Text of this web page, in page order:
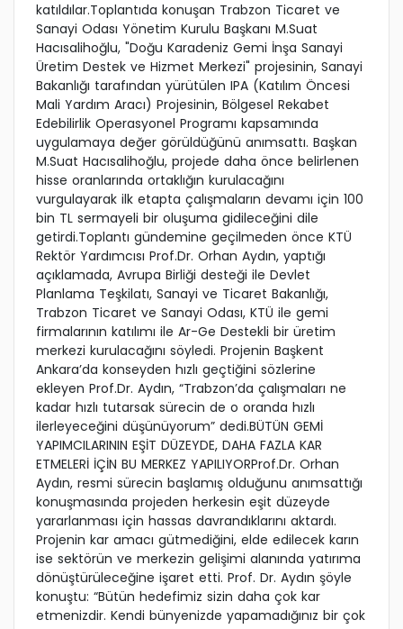
katıldılar.Toplantıda konuşan Trabzon Ticaret ve
Sanayi Odası Yönetim Kurulu Başkanı M.Suat
Hacısalihoğlu, "Doğu Karadeniz Gemi İnşa Sanayi
Üretim Destek ve Hizmet Merkezi" projesinin, Sanayi
Bakanlığı tarafından yürütülen IPA (Katılım Öncesi
Mali Yardım Aracı) Projesinin, Bölgesel Rekabet
Edebilirlik Operasyonel Programı kapsamında
uygulamaya değer görüldüğünü anımsattı. Başkan
M.Suat Hacısalihoğlu, projede daha önce belirlenen
hisse oranlarında ortaklığın kurulacağını
vurgulayarak ilk etapta çalışmaların devamı için 100
bin TL sermayeli bir oluşuma gidileceğini dile
getirdi.Toplantı gündemine geçilmeden önce KTÜ
Rektör Yardımcısı Prof.Dr. Orhan Aydın, yaptığı
açıklamada, Avrupa Birliği desteği ile Devlet
Planlama Teşkilatı, Sanayi ve Ticaret Bakanlığı,
Trabzon Ticaret ve Sanayi Odası, KTÜ ile gemi
firmalarının katılımı ile Ar-Ge Destekli bir üretim
merkezi kurulacağını söyledi. Projenin Başkent
Ankara’da konseyden hızlı geçtiğini sözlerine
ekleyen Prof.Dr. Aydın, “Trabzon’da çalışmaları ne
kadar hızlı tutarsak sürecin de o oranda hızlı
ilerleyeceğini düşünüyorum” dedi.BÜTÜN GEMİ
YAPIMCILARININ EŞİT DÜZEYDE, DAHA FAZLA KAR
ETMELERİ İÇİN BU MERKEZ YAPILIYORProf.Dr. Orhan
Aydın, resmi sürecin başlamış olduğunu anımsattığı
konuşmasında projeden herkesin eşit düzeyde
yararlanması için hassas davrandıklarını aktardı.
Projenin kar amacı gütmediğini, elde edilecek karın
ise sektörün ve merkezin gelişimi alanında yatırıma
dönüştürüleceğine işaret etti. Prof. Dr. Aydın şöyle
konuştu: “Bütün hedefimiz sizin daha çok kar
etmenizdir. Kendi bünyenizde yapamadığınız bir çok